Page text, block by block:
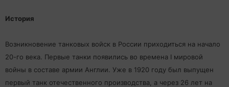
История
Возникновение танковых войск в России приходиться на начало
20-го века. Первые танки появились во времена I мировой
войны в составе армии Англии. Уже в 1920 году был выпущен
первый танк отечественного производства, а через 26 лет на